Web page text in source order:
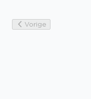
Vorige